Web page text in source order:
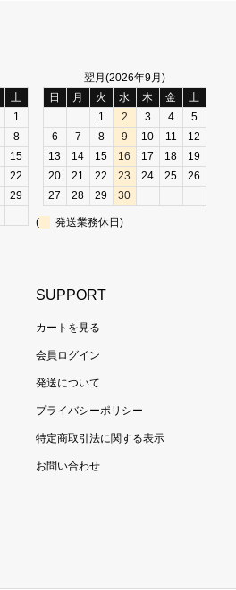
土
1
8
15
22
29
翌月(2026年9月)
日
月 火 水 木 金
土
1
2 3 4
5
6
7 8 9 10 11
12
13
14 15 16 17 18
19
20
21 22 23 24 25
26
27
28 29 30
( 発送業務休日)
SUPPORT
カートを見る
会員ログイン
発送について
プライバシーポリシー
特定商取引法に関する表示
お問い合わせ